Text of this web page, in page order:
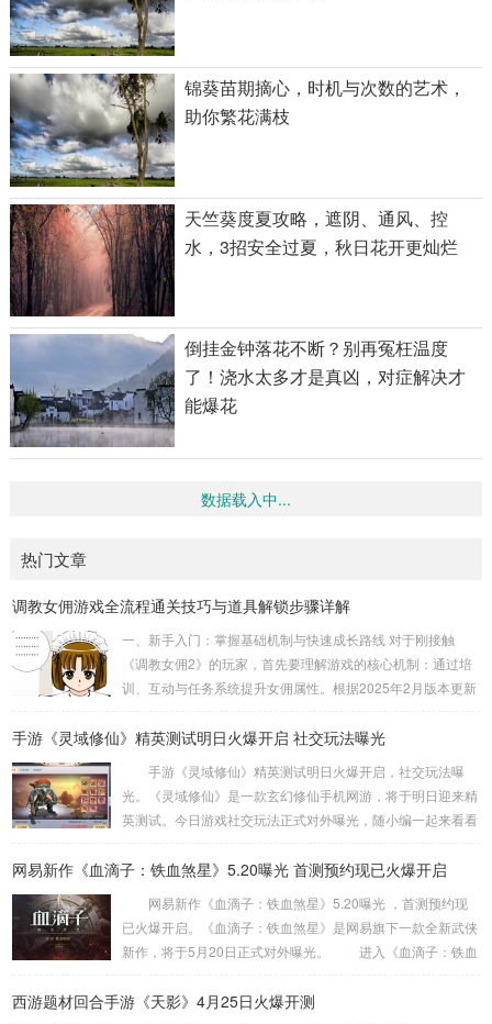
锦葵苗期摘心，时机与次数的艺术，
助你繁花满枝
天竺葵度夏攻略，遮阴、通风、控
水，3招安全过夏，秋日花开更灿烂
倒挂金钟落花不断？别再冤枉温度
了！浇水太多才是真凶，对症解决才
能爆花
数据载入中...
热门文章
调教女佣游戏全流程通关技巧与道具解锁步骤详解
一、新手入门：掌握基础机制与快速成长路线 对于刚接触
《调教女佣2》的玩家，首先要理解游戏的核心机制：通过培
训、互动与任务系统提升女佣属性。根据2025年2月版本更新
可获得基础道具包（含忠诚度+5的茶具套装和情绪稳定剂）。
程。数据显示，完成3次初级课程后，服务效率可提升30%，
且触发隐藏剧情概率增加15%。互动方面，每天赠送玫瑰（商
城免费领取）可使忠诚度日均增...
手游《灵域修仙》精英测试明日火爆开启 社交玩法曝光
手游《灵域修仙》精英测试明日火爆开启，社交玩法曝
光。《灵域修仙》是一款玄幻修仙手机网游，将于明日迎来精
英测试。今日游戏社交玩法正式对外曝光，随小编一起来看看
关，万夫莫敌。《灵域修仙》手游竞技除了跨服竞技，还有好
随着等级解锁的全新竞技系统等你来挑战。公平竞技场百人试
炼强者云集，渴望着见证你成为王者的一天! 仙盟荣耀 好
友相伴争霸炫战 ...
网易新作《血滴子：铁血煞星》5.20曝光 首测预约现已火爆开启
网易新作《血滴子：铁血煞星》5.20曝光 ，首测预约现
已火爆开启。《血滴子：铁血煞星》是网易旗下一款全新武侠
新作，将于5月20日正式对外曝光。 进入《血滴子：铁血
样，不难看出这款游戏应该会在网易5月20日举办的游戏热爱
西游题材回合手游《天影》4月25日火爆开测